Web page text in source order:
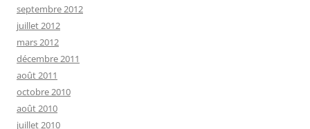
septembre 2012
juillet 2012
mars 2012
décembre 2011
août 2011
octobre 2010
août 2010
juillet 2010